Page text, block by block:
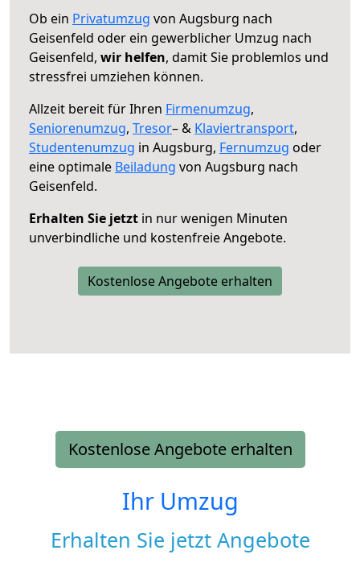
Ob ein Privatumzug von Augsburg nach
Geisenfeld oder ein gewerblicher Umzug nach
Geisenfeld, wir helfen, damit Sie problemlos und
stressfrei umziehen können.
Allzeit bereit für Ihren Firmenumzug,
Seniorenumzug, Tresor– & Klaviertransport,
Studentenumzug in Augsburg, Fernumzug oder
eine optimale Beiladung von Augsburg nach
Geisenfeld.
Erhalten Sie jetzt in nur wenigen Minuten
unverbindliche und kostenfreie Angebote.
Kostenlose Angebote erhalten
Kostenlose Angebote erhalten
Ihr Umzug
Erhalten Sie jetzt Angebote